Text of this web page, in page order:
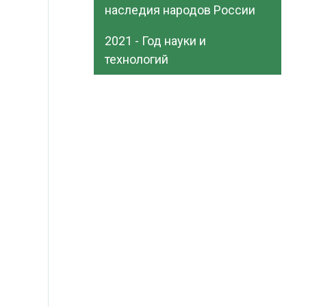
наследия народов России
2021 - Год науки и
технологий